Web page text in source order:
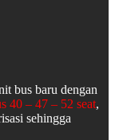
bus baru dengan
40 – 47 – 52 seat,
sehingga